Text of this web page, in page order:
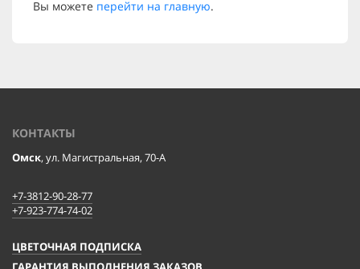
Вы можете перейти на главную.
КОНТАКТЫ
Омск, ул. Магистральная, 70-А
+7-3812-90-28-77
+7-923-774-74-02
ЦВЕТОЧНАЯ ПОДПИСКА